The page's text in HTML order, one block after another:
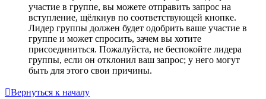
участие в группе, вы можете отправить запрос на
вступление, щёлкнув по соответствующей кнопке.
Лидер группы должен будет одобрить ваше участие в
группе и может спросить, зачем вы хотите
присоединиться. Пожалуйста, не беспокойте лидера
группы, если он отклонил ваш запрос; у него могут
быть для этого свои причины.
Вернуться к началу